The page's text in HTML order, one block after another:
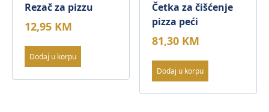
Rezač za pizzu
12,95 KM
Dodaj u korpu
Četka za čišćenje
pizza peći
81,30 KM
Dodaj u korpu